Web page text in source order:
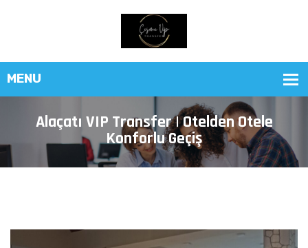
Alaçatı VIP Transfer | Otelden Otele
Konforlu Geçiş